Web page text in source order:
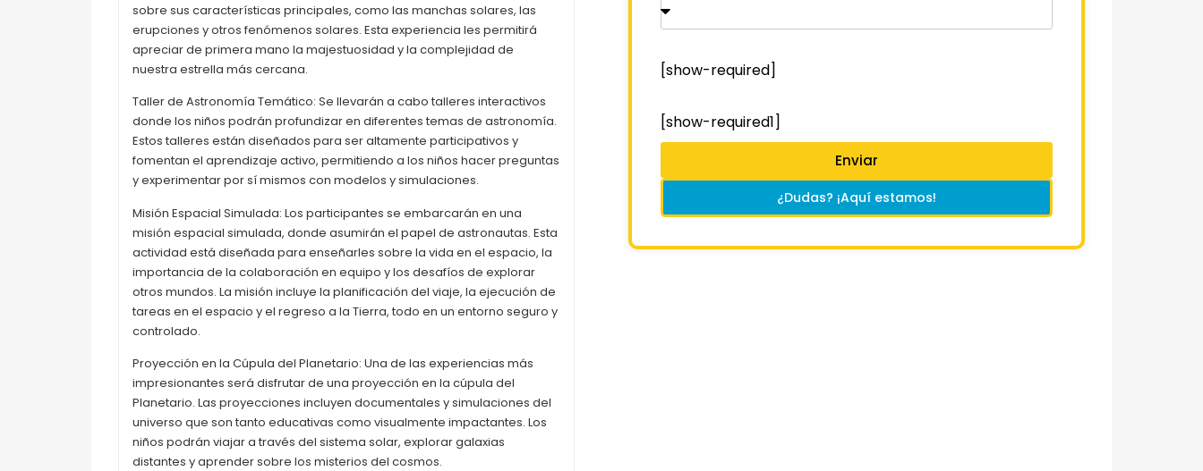
sobre sus características principales, como las manchas solares, las
erupciones y otros fenómenos solares. Esta experiencia les permitirá
apreciar de primera mano la majestuosidad y la complejidad de
nuestra estrella más cercana.
Taller de Astronomía Temático: Se llevarán a cabo talleres interactivos
donde los niños podrán profundizar en diferentes temas de astronomía.
Estos talleres están diseñados para ser altamente participativos y
fomentan el aprendizaje activo, permitiendo a los niños hacer preguntas
y experimentar por sí mismos con modelos y simulaciones.
Misión Espacial Simulada: Los participantes se embarcarán en una
misión espacial simulada, donde asumirán el papel de astronautas. Esta
actividad está diseñada para enseñarles sobre la vida en el espacio, la
importancia de la colaboración en equipo y los desafíos de explorar
otros mundos. La misión incluye la planificación del viaje, la ejecución de
tareas en el espacio y el regreso a la Tierra, todo en un entorno seguro y
controlado.
Proyección en la Cúpula del Planetario: Una de las experiencias más
impresionantes será disfrutar de una proyección en la cúpula del
Planetario. Las proyecciones incluyen documentales y simulaciones del
universo que son tanto educativas como visualmente impactantes. Los
niños podrán viajar a través del sistema solar, explorar galaxias
distantes y aprender sobre los misterios del cosmos.
[show-required]
[show-required1]
Enviar
¿Dudas? ¡Aquí estamos!